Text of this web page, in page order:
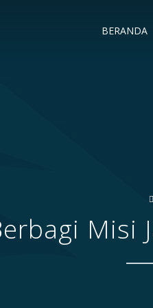
BERANDA
Misi